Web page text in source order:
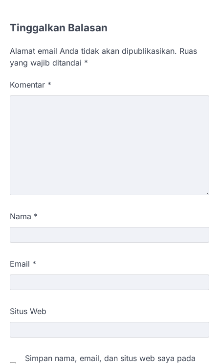
Tinggalkan Balasan
Alamat email Anda tidak akan dipublikasikan. Ruas
yang wajib ditandai *
Komentar *
Nama *
Email *
Situs Web
Simpan nama, email, dan situs web saya pada